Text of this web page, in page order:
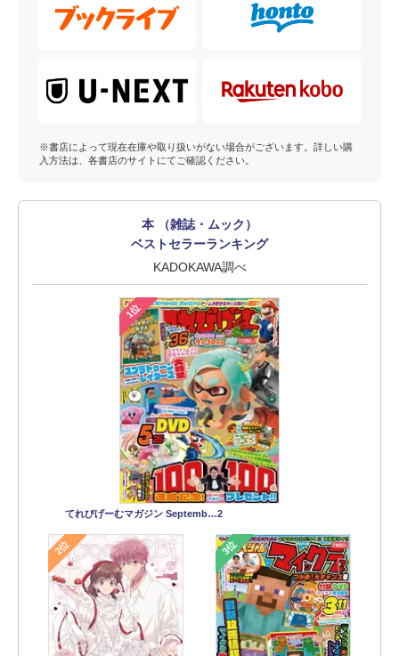
※書店によって現在在庫や取り扱いがない場合がございます。詳しい購
入方法は、各書店のサイトにてご確認ください。
本 （雑誌・ムック）
ベストセラーランキング
KADOKAWA調べ
1位
てれびげーむマガジン Septemb…2
2位 3位